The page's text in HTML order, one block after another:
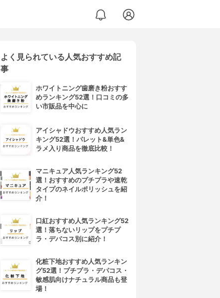
よく見られている人気おすすめ記
事
ホワイトニング歯磨き粉おすす
めランキング52選！口コミの多
い市販品を中心に
アイシャドウおすすめ人気ラン
キング52選！パレット&単色&
ラメ入り商品を徹底比較！
マニキュア人気ランキング52
選！おすすめのプチプラや速乾
タイプのネイルポリッシュを紹
介！
口紅おすすめ人気ランキング52
選！落ちないリップをプチプ
ラ・デパコス別に紹介！
化粧下地おすすめ人気ランキン
グ52選！プチプラ・デパコス・
敏感肌向けナチュラル商品も登
場！